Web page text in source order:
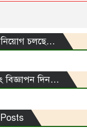
নিয়োগ চলছে…
দিন…